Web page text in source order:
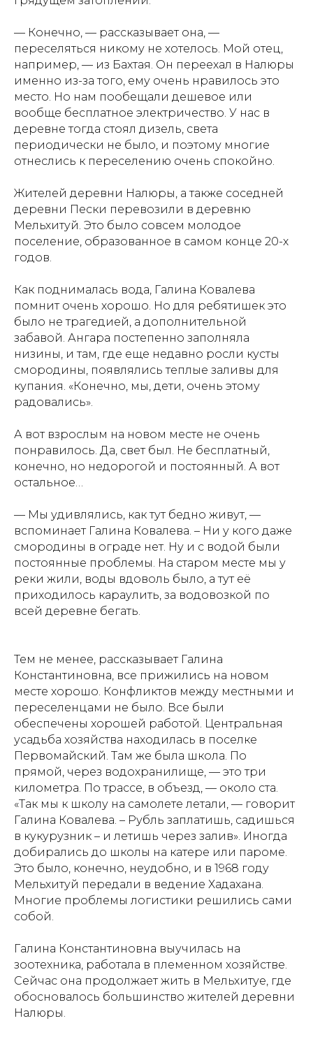
— Конечно, — рассказывает она, —
переселяться никому не хотелось. Мой отец,
например, — из Бахтая. Он переехал в Налюры
именно из-за того, ему очень нравилось это
место. Но нам пообещали дешевое или
вообще бесплатное электричество. У нас в
деревне тогда стоял дизель, света
периодически не было, и поэтому многие
отнеслись к переселению очень спокойно.
Жителей деревни Налюры, а также соседней
деревни Пески перевозили в деревню
Мельхитуй. Это было совсем молодое
поселение, образованное в самом конце 20-х
годов.
Как поднималась вода, Галина Ковалева
помнит очень хорошо. Но для ребятишек это
было не трагедией, а дополнительной
забавой. Ангара постепенно заполняла
низины, и там, где еще недавно росли кусты
смородины, появлялись теплые заливы для
купания. «Конечно, мы, дети, очень этому
радовались».
А вот взрослым на новом месте не очень
понравилось. Да, свет был. Не бесплатный,
конечно, но недорогой и постоянный. А вот
остальное…
— Мы удивлялись, как тут бедно живут, —
вспоминает Галина Ковалева. – Ни у кого даже
смородины в ограде нет. Ну и с водой были
постоянные проблемы. На старом месте мы у
реки жили, воды вдоволь было, а тут её
приходилось караулить, за водовозкой по
всей деревне бегать.
Тем не менее, рассказывает Галина
Константиновна, все прижились на новом
месте хорошо. Конфликтов между местными и
переселенцами не было. Все были
обеспечены хорошей работой. Центральная
усадьба хозяйства находилась в поселке
Первомайский. Там же была школа. По
прямой, через водохранилище, — это три
километра. По трассе, в объезд, — около ста.
«Так мы к школу на самолете летали, — говорит
Галина Ковалева. – Рубль заплатишь, садишься
в кукурузник – и летишь через залив». Иногда
добирались до школы на катере или пароме.
Это было, конечно, неудобно, и в 1968 году
Мельхитуй передали в ведение Хадахана.
Многие проблемы логистики решились сами
собой.
Галина Константиновна выучилась на
зоотехника, работала в племенном хозяйстве.
Сейчас она продолжает жить в Мельхитуе, где
обосновалось большинство жителей деревни
Налюры.